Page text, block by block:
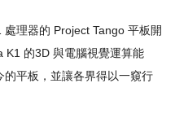
理器的 Project Tango 平板開
K1 的3D 與電腦視覺運算能
平板，並讓各界得以一窺行